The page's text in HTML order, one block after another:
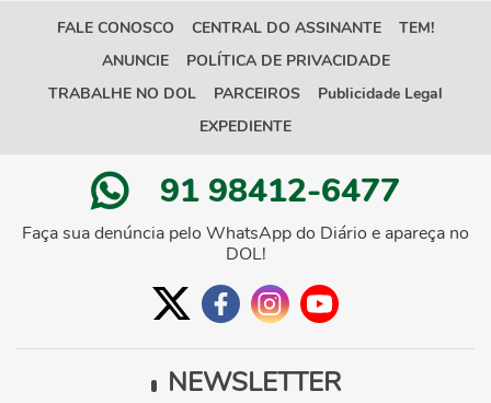
FALE CONOSCO CENTRAL DO ASSINANTE
TEM!
ANUNCIE
POLÍTICA DE PRIVACIDADE
TRABALHE NO DOL
PARCEIROS
Publicidade Legal
EXPEDIENTE
91 98412-6477
Faça sua denúncia pelo WhatsApp do Diário e apareça no
DOL!
NEWSLETTER